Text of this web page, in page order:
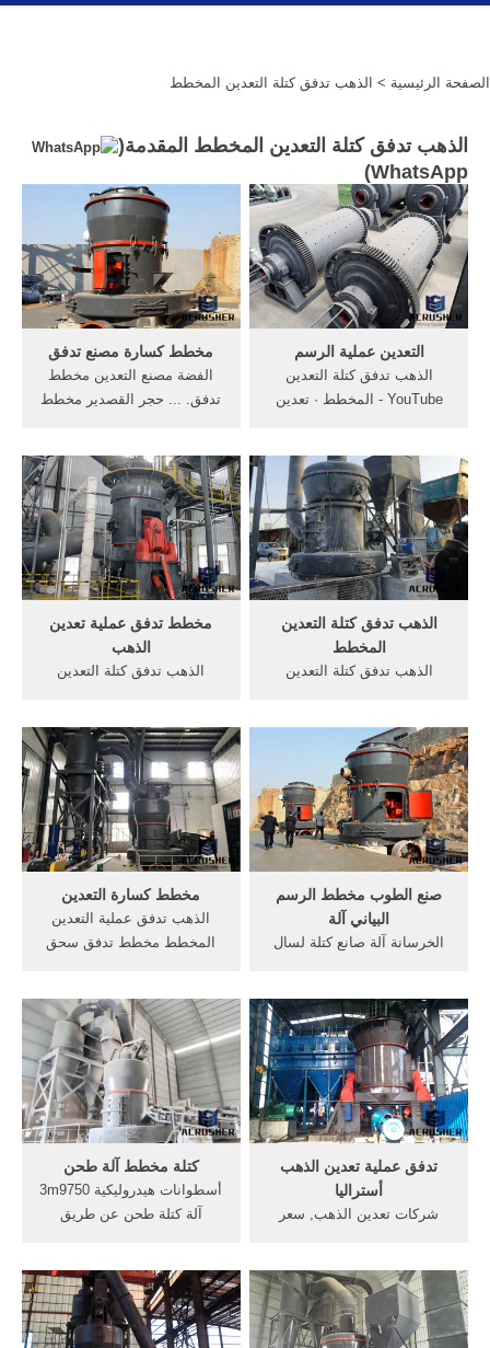
الصفحة الرئيسية > الذهب تدفق كتلة التعدين المخطط
الذهب تدفق كتلة التعدين المخطط المقدمة(
WhatsApp
)
مخطط كسارة مصنع تدفق
الفضة مصنع التعدين مخطط
تدفق. ... حجر القصدير مخطط
محطم خام مصنع . [الدردشة
الآن] مخطط البناء تدفق سحق
arabcrushers. سحق
مخططات تدفق, مخطط
كسارة مصنع ...
التعدين عملية الرسم
‫الذهب تدفق كتلة التعدين
المخطط‬‎ - YouTube · تعدين
مخطط محطة . التعدين
والمحاجر الشركات في .
مخطط تدفق عملية تعدين
الذهب
الذهب تدفق كتلة التعدين
الفحم تدفق عملية التعدين
المخطط مخطط كسارةإجمالي
عملية ...
الذهب تدفق كتلة التعدين
المخطط
‫الذهب تدفق كتلة التعدين
من التفاصيل :
arabic.stonecrushersolution/solutions
...
مخطط كسارة التعدين
الذهب تدفق عملية التعدين
المخطط مخطط تدفق سحق
الذهب تدفق عملية
التعدينالذهب تدفق عملية
التعدين المخطط - مصنع
كسارة.
صنع الطوب مخطط الرسم
البياني آلة
الخرسانة آلة صانع كتلة لسال
فب ... خام التعدين عملية
الرسم البياني . الطين الطوب
صنع آلة Get Price >> إيطاليا
محطم الرقم المسلسل .
كتلة مخطط آلة طحن
أسطوانات هيدروليكية 3m9750
آلة كتلة طحن عن طريق
الحديد مخطط عملية التعدين
الذهب تدفق كتلة التعدين آلة
التكسير,آلات التعدين,معدات .
تدفق عملية تعدين الذهب
أستراليا
شركات تعدين الذهب, سعر
Read More >>, الصفحة
الرئيسية >خام التعدين
المخطط الانسيابي عملية